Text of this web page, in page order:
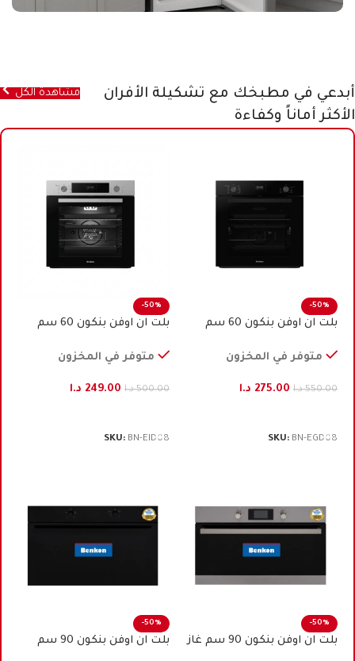
أبدعي في مطبخك مع تشكيلة الأفران
الأكثر أماناً وكفاءة
مشاهدة الكل
-50%
بلت ان اوفن بنكون 60 سم
متوفر في المخزون
550.00 د.ا 275.00 د.ا
SKU: BN-EGD08
-50%
بلت ان اوفن بنكون 60 سم
متوفر في المخزون
500.00 د.ا 249.00 د.ا
SKU: BN-EID08
-50%
بلت ان اوفن بنكون 90 سم غاز
-50%
بلت ان اوفن بنكون 90 ﺳﻢ